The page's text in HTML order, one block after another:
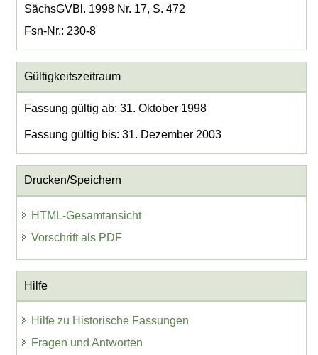
SächsGVBl. 1998 Nr. 17, S. 472
Fsn-Nr.: 230-8
Gültigkeitszeitraum
Fassung gültig ab: 31. Oktober 1998
Fassung gültig bis: 31. Dezember 2003
Drucken/Speichern
HTML-Gesamtansicht
Vorschrift als PDF
Hilfe
Hilfe zu Historische Fassungen
Fragen und Antworten